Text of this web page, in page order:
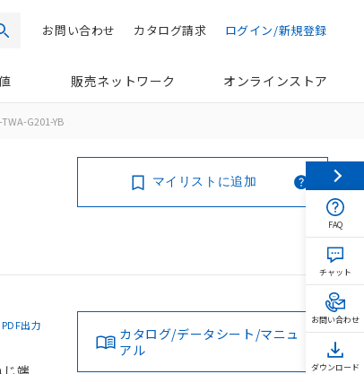
検索 ログイン/新規登録
カタログ請求
お問い合わせ
販売ネットワーク オンラインストア
G201-YB
マイリストに追加
PDF出力
端
カタログ/データシート/マニュ
アル
FAQ
チャット
お問い合わせ
ダウンロード